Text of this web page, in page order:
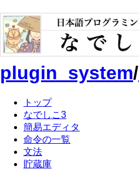
plugin_system/
トップ
なでしこ3
簡易エディタ
命令の一覧
文法
貯蔵庫